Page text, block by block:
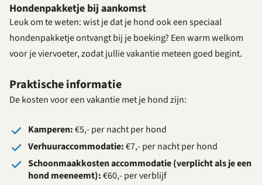
Hondenpakketje bij aankomst
Leuk om te weten: wist je dat je hond ook een speciaal
hondenpakketje ontvangt bij je boeking? Een warm welkom
voor je viervoeter, zodat jullie vakantie meteen goed begint.
Praktische informatie
De kosten voor een vakantie met je hond zijn:
Kamperen:€5,- per nacht per hond
Verhuuraccommodatie:€7,- per nacht per hond
Schoonmaakkosten accommodatie (verplicht als je een
hond meeneemt):€60,- per verblijf